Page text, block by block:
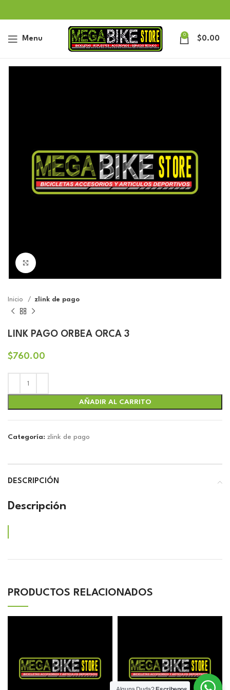
Menu 0 $0.00
Inicio zlink de pago
LINK PAGO ORBEA ORCA 3
$760.00
AÑADIR AL CARRITO
Categoría: zlink de pago
DESCRIPCIÓN
Descripción
PRODUCTOS RELACIONADOS